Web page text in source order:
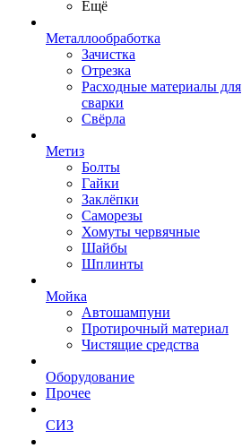
Ещё
Металлообработка
Зачистка
Отрезка
Расходные материалы для
сварки
Свёрла
Метиз
Болты
Гайки
Заклёпки
Саморезы
Хомуты червячные
Шайбы
Шплинты
Мойка
Автошампуни
Протирочный материал
Чистящие средства
Оборудование
Прочее
СИЗ